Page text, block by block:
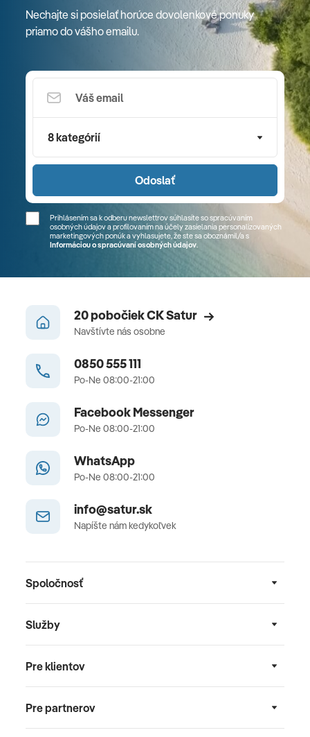
Nechajte si posielať horúce dovolenkové ponuky
priamo do vášho emailu.
8 kategórií
Odoslať
Prihlásením sa k odberu newslettrov súhlasíte so spracúvaním
osobných údajov a profilovaním na účely zasielania personalizovaných
marketingových ponúk a vyhlasujete, že ste sa oboznámil/a s
Informáciou o spracúvaní osobných údajov.
20 pobočiek CK Satur
Navštívte nás osobne
0850 555 111
Po-Ne 08:00-21:00
Facebook Messenger
Po-Ne 08:00-21:00
WhatsApp
Po-Ne 08:00-21:00
info@satur.sk
Napíšte nám kedykoľvek
Spoločnosť
Služby
Pre klientov
Pre partnerov